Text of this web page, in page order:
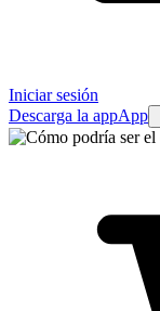
Iniciar sesión
Descarga la appApp